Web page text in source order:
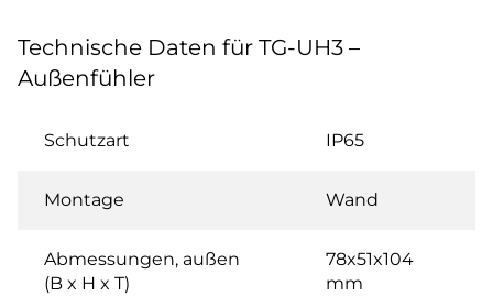
Technische Daten für TG-UH3 –
Außenfühler
Schutzart IP65
Montage Wand
Abmessungen, außen
(B x H x T)
78x51x104
mm